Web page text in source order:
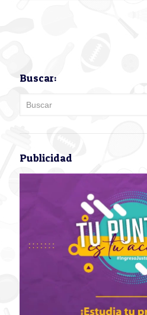
Buscar:
Publicidad